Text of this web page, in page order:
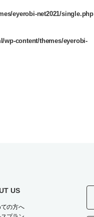
eyerobi-net2021/single.php
wp-content/themes/eyerobi-
US
の方へ